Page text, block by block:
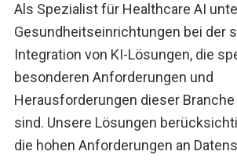
Als Spezialist für Healthcare AI
Gesundheitseinrichtungen bei der
Integration von KI-Lösungen, die
besonderen Anforderungen und
Herausforderungen dieser
sind. Unsere Lösungen
die hohen Anforderungen an